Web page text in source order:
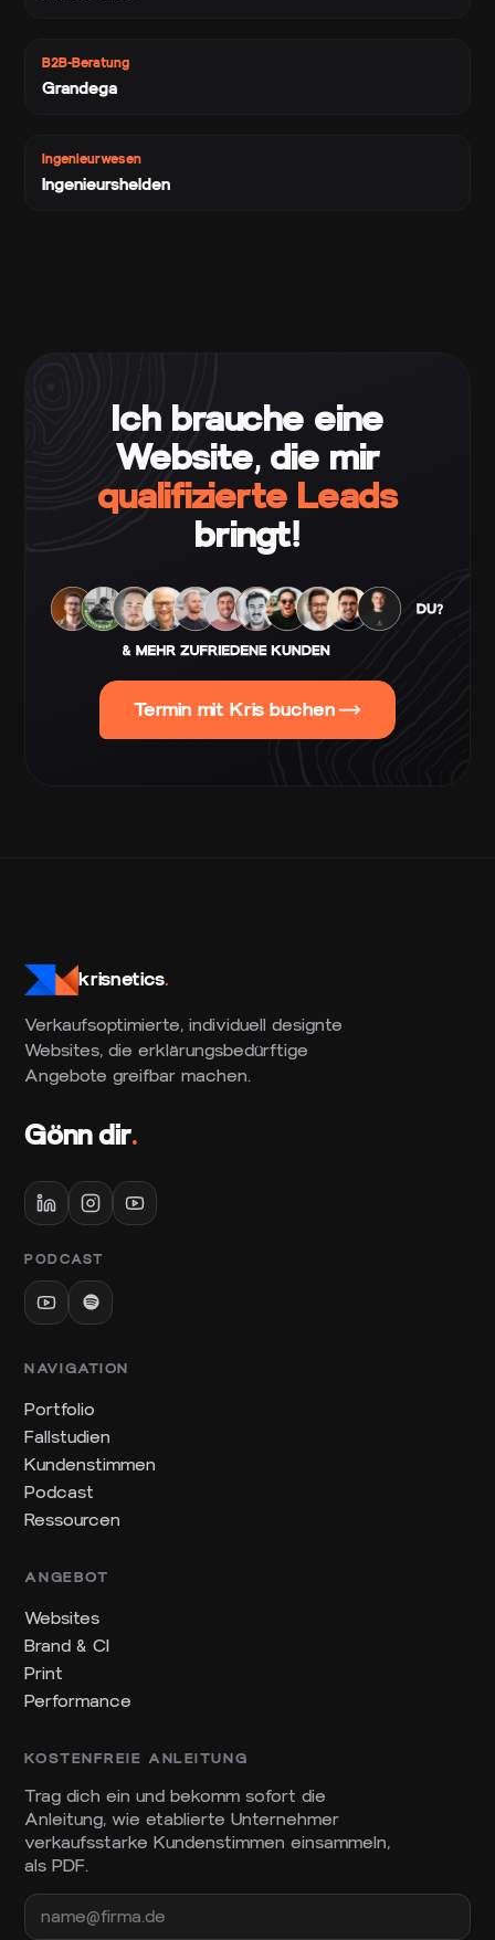
B2B-Beratung
Grandega
Ingenieurwesen
Ingenieurshelden
Ich brauche eine
Website, die mir
qualifizierte Leads
bringt!
Termin mit Kris buchen
krisnetics.
Verkaufsoptimierte, individuell designte
Websites, die erklärungsbedürftige
Angebote greifbar machen.
Gönn dir.
PODCAST
NAVIGATION
Portfolio
Fallstudien
Kundenstimmen
Podcast
Ressourcen
ANGEBOT
Websites
Brand & CI
Print
Performance
KOSTENFREIE ANLEITUNG
Trag dich ein und bekomm sofort die
Anleitung, wie etablierte Unternehmer
verkaufsstarke Kundenstimmen einsammeln,
als PDF.